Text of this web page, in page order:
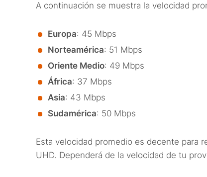
A continuación se muestra la velocidad
Europa: 45 Mbps
Norteamérica: 51 Mbps
Oriente Medio: 49 Mbps
África: 37 Mbps
Asia: 43 Mbps
Sudamérica: 50 Mbps
Esta velocidad promedio es decente para
UHD. Dependerá de la velocidad de tu